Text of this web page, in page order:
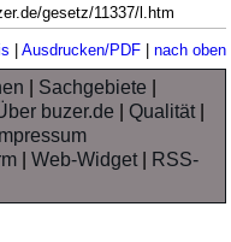
gesetz/11337/l.htm
Ausdrucken/PDF| nach oben
Sachgebiete
buzer.de |Qualität|
|Web-Widget|
RSS-